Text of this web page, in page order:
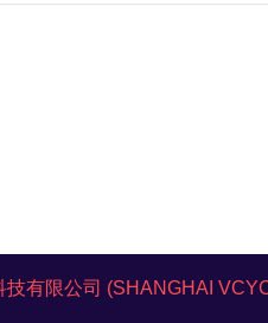
有限公司 (SHANGHAI